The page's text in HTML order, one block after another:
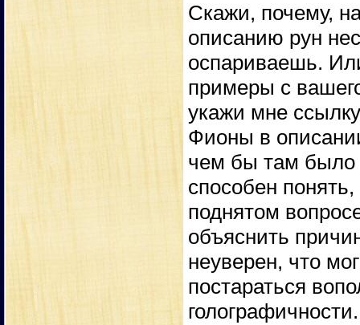
Скажи, почему,
описанию рун
оспариваешь.
примеры с
укажи мне
Фионы в
чем бы там было
способен
поднятом
объяснить
неуверен, что
постараться
голографичности.